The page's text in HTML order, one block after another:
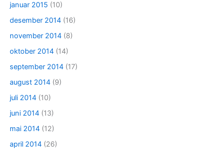
januar 2015 (10)
desember 2014 (16)
november 2014 (8)
oktober 2014 (14)
september 2014 (17)
august 2014 (9)
juli 2014 (10)
juni 2014 (13)
mai 2014 (12)
april 2014 (26)